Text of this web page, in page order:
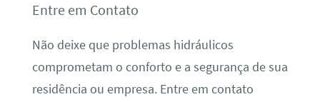
Entre em Contato
Não deixe que problemas hidráulicos
comprometam o conforto e a segurança de sua
residência ou empresa. Entre em contato